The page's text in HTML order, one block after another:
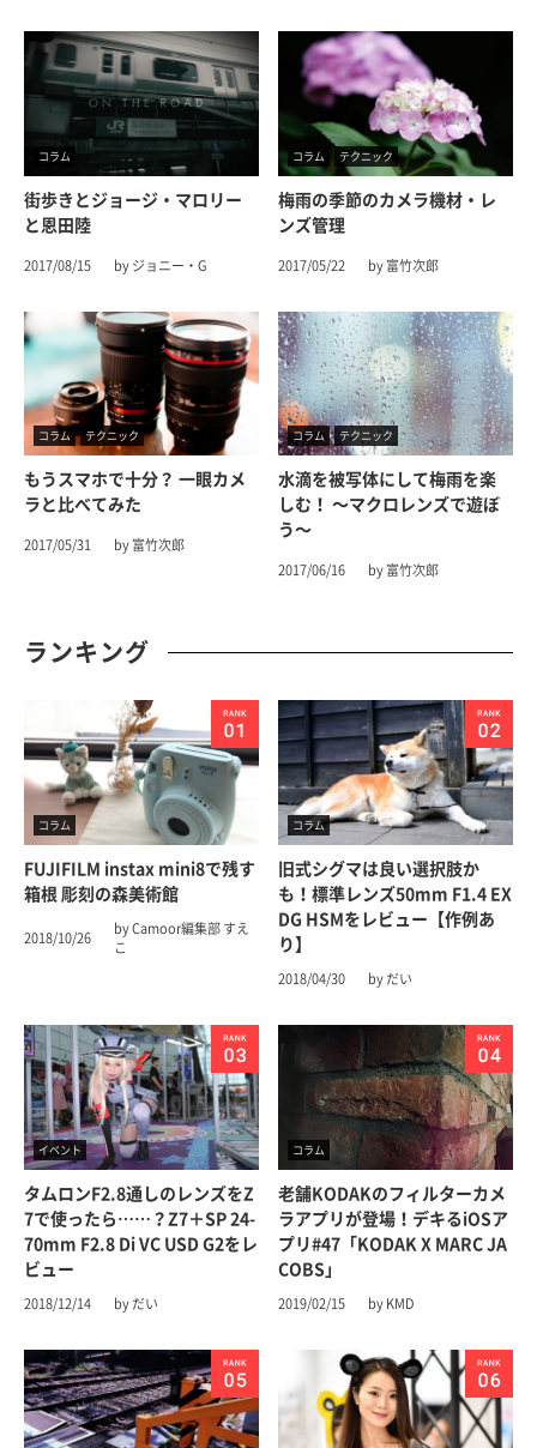
コラム
街歩きとジョージ・マロリー
と恩田陸
2017/08/15 by ジョニー・G
コラム テクニック
梅雨の季節のカメラ機材・レ
ンズ管理
2017/05/22 by 富竹次郎
コラム テクニック
もうスマホで十分？ 一眼カメ
ラと比べてみた
2017/05/31 by 富竹次郎
コラム テクニック
水滴を被写体にして梅雨を楽
しむ！ 〜マクロレンズで遊ぼ
う〜
2017/06/16 by 富竹次郎
ランキング
コラム
FUJIFILM instax mini8で残す
箱根 彫刻の森美術館
2018/10/26
by Camoor編集部 すえ
こ
コラム
旧式シグマは良い選択肢か
も！標準レンズ50mm F1.4 EX
DG HSMをレビュー【作例あ
り】
2018/04/30 by だい
イベント
タムロンF2.8通しのレンズをZ
7で使ったら……？Z7＋SP 24-
70mm F2.8 Di VC USD G2をレ
ビュー
2018/12/14 by だい
コラム
老舗KODAKのフィルターカメ
ラアプリが登場！デキるiOSア
プリ#47「KODAK X MARC JA
COBS」
2019/02/15 by KMD